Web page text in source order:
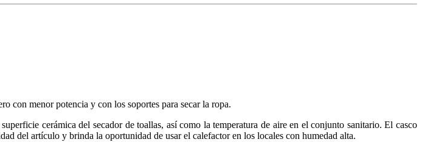
menor potencia y con los soportes para secar la ropa.
cerámica del secador de toallas, así como la temperatura de aire en el conjunto sanitario. El casco
del artículo y brinda la oportunidad de usar el calefactor en los locales con humedad alta.